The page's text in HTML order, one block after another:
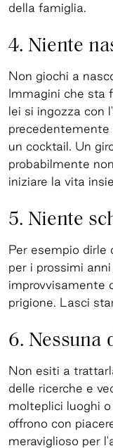
della famiglia.
4. Niente
Non giochi a
Immagini che sta
lei si ingozza con
un cocktail. Un
probabilmente
iniziare la vita
5. Niente
Per esempio dirle
per i prossimi
improvvisamente
prigione. Lasci
6. Nessuna
Non esiti a
delle ricerche e
molteplici luoghi
offrono con
meraviglioso per